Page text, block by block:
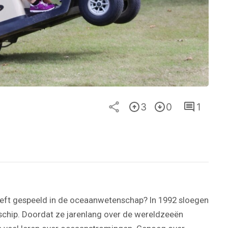
3 0 1
gespeeld in de oceaanwetenschap? In 1992 sloegen
Doordat ze jarenlang over de wereldzeeën